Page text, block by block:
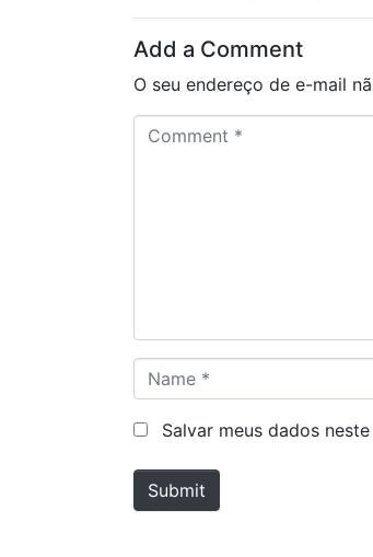
Add a Comment
O seu endereço de e-mail
a
m
*
Salvar meus dados
Submit